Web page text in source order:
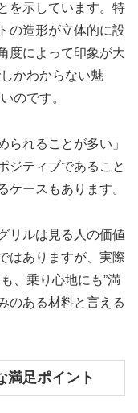
を示しています。特
の造形が立体的に設
度によって印象が大
かわからない魅
のです。
られることが多い」
ジティブであること
ケースもあります。
リルは見る人の価値
はありますが、実際
、乗り心地にも”満
のある材料と言える
満足ポイント